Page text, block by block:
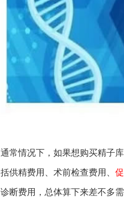
通常情况下，如果想购买精子
括供精费用、术前检查费用、
诊断费用，总体算下来差不多